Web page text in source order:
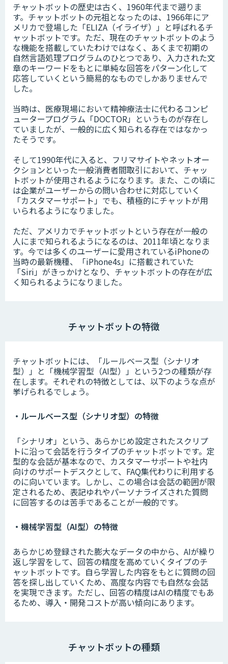
チャットボットの歴史は古く、1960年代まで遡りま
す。チャットボットの元祖となったのは、1966年にア
メリカで登場した「ELIZA（イライザ）」と呼ばれるチ
ャットボットです。ただ、現在のチャットボットのよう
な機能を搭載していたわけではなく、あくまで初期の
自然言語処理プログラムのひとつであり、入力された文
章のキーワードをもとに単純な回答をパターン化して
応答していくという簡易的なものでしかありませんで
した。
当時は、医療現場において精神療法士に代わるコンピ
ュータープログラム「DOCTOR」というものが存在し
ていましたが、一般的に広く知られる存在ではなかっ
たそうです。
そして1990年代に入ると、フリマサイトやネットオー
クションといった一般消費者間取引において、チャッ
トボットが使用されるようになります。また、この頃に
は企業がユーザーからの問い合わせに対応していく
「カスタマーサポート」でも、積極的にチャットが用
いられるようになりました。
ただ、アメリカでチャットボットという存在が一般の
人にまで知られるようになるのは、2011年頃となりま
す。今では多くのユーザーに愛用されているiPhoneの
当時の最新機種、「iPhone4s」に搭載されていた
「Siri」がきっかけとなり、チャットボットの存在が広
く知られるようになりました。
チャットボットの特徴
チャットボットには、「ルールベース型（シナリオ
型）」と「機械学習型（AI型）」という2つの種類が存
在します。それぞれの特徴としては、以下のような点が
挙げられるでしょう。
・ルールベース型（シナリオ型）の特徴
「シナリオ」という、あらかじめ設定されたスクリプ
トに沿って会話を行うタイプのチャットボットです。定
型的な会話が基本なので、カスタマーサポートや社内
向けのサポートデスクとして、FAQ集代わりに利用する
のに向いています。しかし、この場合は会話の範囲が限
定されるため、表記ゆれやパーソナライズされた質問
に回答するのは苦手であることが一般的です。
・機械学習型（AI型）の特徴
あらかじめ登録された膨大なデータの中から、AIが繰り
返し学習をして、回答の精度を高めていくタイプのチ
ャットボットです。自ら学習した内容をもとに質問の回
答を探し出していくため、高度な内容でも自然な会話
を実現できます。ただし、回答の精度はAIの精度でもあ
るため、導入・開発コストが高い傾向にあります。
チャットボットの種類